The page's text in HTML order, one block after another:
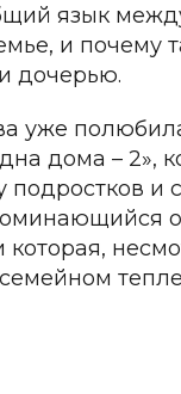
язык
и почему
дочерью.
уже
дома – 2»,
подростков и